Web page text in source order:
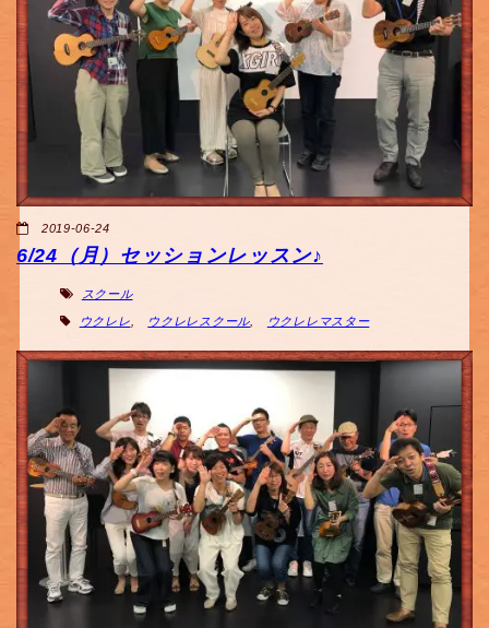
2019-06-24
6/24（月）セッションレッスン♪
スクール
ウクレレ ウクレレスクール, ウクレレマスター